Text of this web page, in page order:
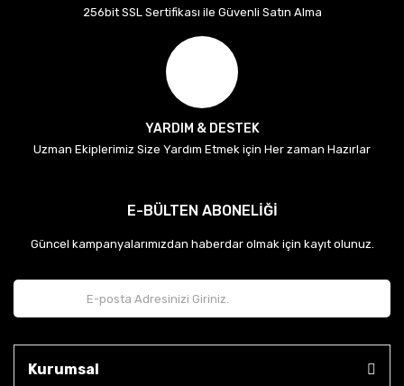
256bit SSL Sertifikası ile Güvenli Satın Alma
YARDIM & DESTEK
Uzman Ekiplerimiz Size Yardım Etmek için Her zaman Hazırlar
E-BÜLTEN ABONELİĞİ
Güncel kampanyalarımızdan haberdar olmak için kayıt olunuz.
Kurumsal